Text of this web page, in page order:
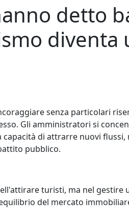
detto
diventa
senza particolari
Gli amministratori si
di attrarre nuovi flussi,
pubblico.
turisti, ma nel gestire
del mercato